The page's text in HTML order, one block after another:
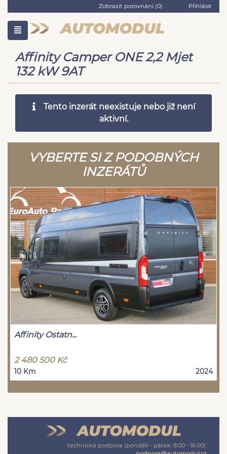
Zobrazit porovnání (0) Přihlásit
Affinity Camper ONE 2,2 Mjet
132 kW 9AT
Tento inzerát neexistuje nebo již není
aktivní.
VYBERTE SI Z PODOBNÝCH
INZERÁTŮ
Affinity Ostatn...
2 480 500 Kč
10 Km 2024
technická podpora (pondělí - pátek: 8:00 - 16:00):